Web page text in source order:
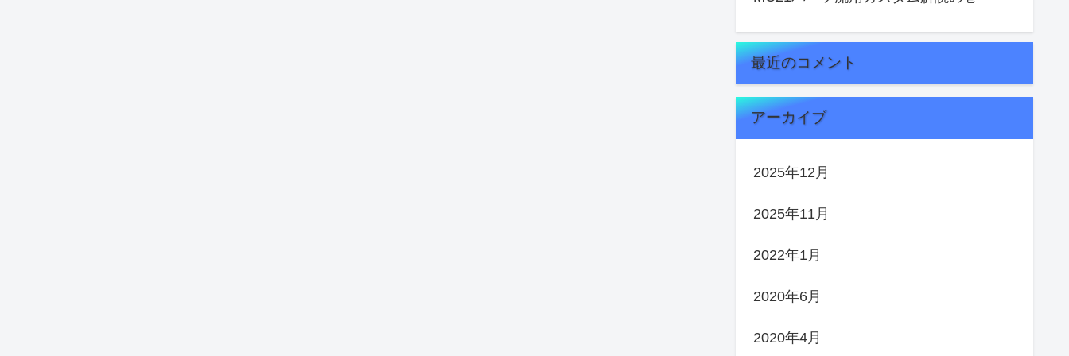
最近のコメント
アーカイブ
2025年12月
2025年11月
2022年1月
2020年6月
2020年4月